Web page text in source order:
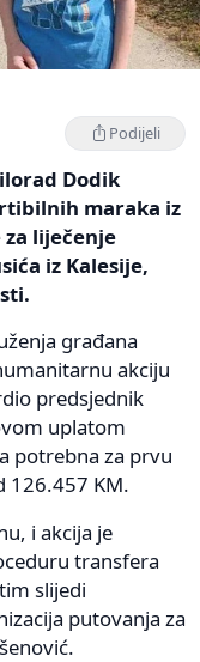
Podijeli
Dodik
maraka iz
liječenje
iz Kalesije,
građana
akciju
predsjednik
uplatom
potrebna za prvu
126.457 KM.
i akcija je
transfera
slijedi
putovanja za